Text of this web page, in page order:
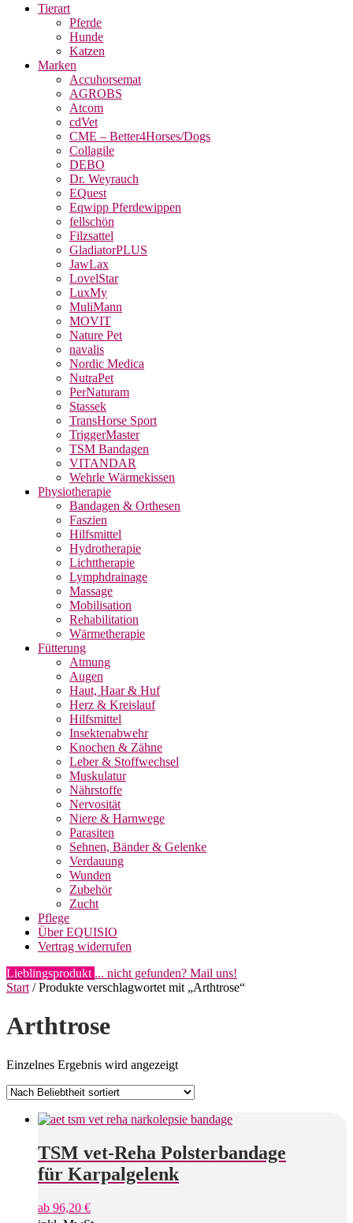
Tierart
Pferde
Hunde
Katzen
Marken
Accuhorsemat
AGROBS
Atcom
cdVet
CME – Better4Horses/Dogs
Collagile
DEBO
Dr. Weyrauch
EQuest
Eqwipp Pferdewippen
fellschön
Filzsattel
GladiatorPLUS
JawLax
LovelStar
LuxMy
MuliMann
MOVIT
Nature Pet
navalis
Nordic Medica
NutraPet
PerNaturam
Stassek
TransHorse Sport
TriggerMaster
TSM Bandagen
VITANDAR
Wehrle Wärmekissen
Physiotherapie
Bandagen & Orthesen
Faszien
Hilfsmittel
Hydrotherapie
Lichttherapie
Lymphdrainage
Massage
Mobilisation
Rehabilitation
Wärmetherapie
Fütterung
Atmung
Augen
Haut, Haar & Huf
Herz & Kreislauf
Hilfsmittel
Insektenabwehr
Knochen & Zähne
Leber & Stoffwechsel
Muskulatur
Nährstoffe
Nervosität
Niere & Harnwege
Parasiten
Sehnen, Bänder & Gelenke
Verdauung
Wunden
Zubehör
Zucht
Pflege
Über EQUISIO
Vertrag widerrufen
Lieblingsprodukt ... nicht gefunden? Mail uns!
Start / Produkte verschlagwortet mit „Arthtrose“
Arthtrose
Einzelnes Ergebnis wird angezeigt
TSM vet-Reha Polsterbandage
für Karpalgelenk
ab 96,20 €